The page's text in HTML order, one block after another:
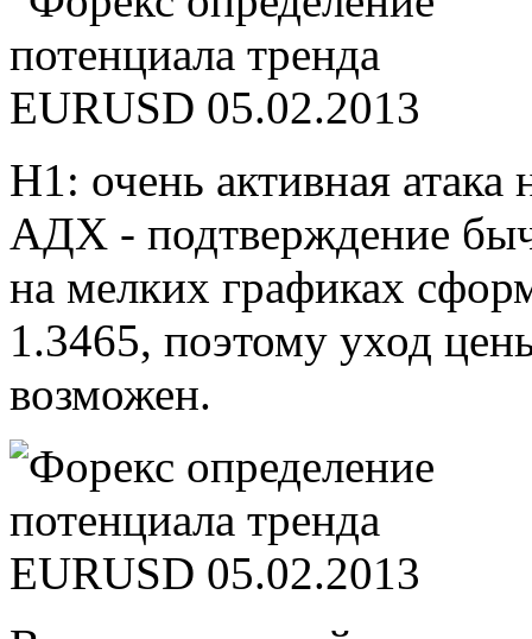
Н1: очень активная
АДХ - подтверждение
на мелких графиках
1.3465, поэтому уход
возможен.